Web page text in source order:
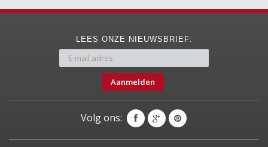
LEES ONZE NIEUWSBRIEF:
Aanmelden
Volg ons: